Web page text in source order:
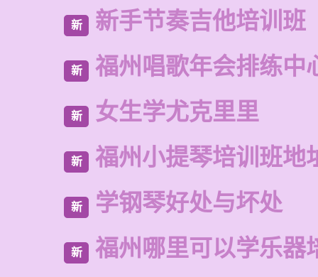
新 新手节奏吉他培训班
新 福州唱歌年会排练中
新 女生学尤克里里
新 福州小提琴培训班地
新 学钢琴好处与坏处
新 福州哪里可以学乐器